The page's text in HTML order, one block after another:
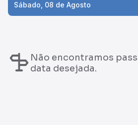
Sábado, 08 de Agosto
Não encontramos
data desejada.